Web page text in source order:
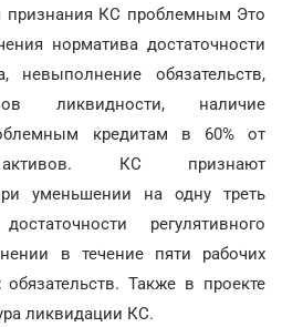
признания КС проблемным Это
норматива достаточности
невыполнение обязательств,
ликвидности, наличие
кредитам в 60% от
КС признают
уменьшении на одну треть
регулятивного
в течение пяти рабочих
Также в проекте
ликвидации КС.